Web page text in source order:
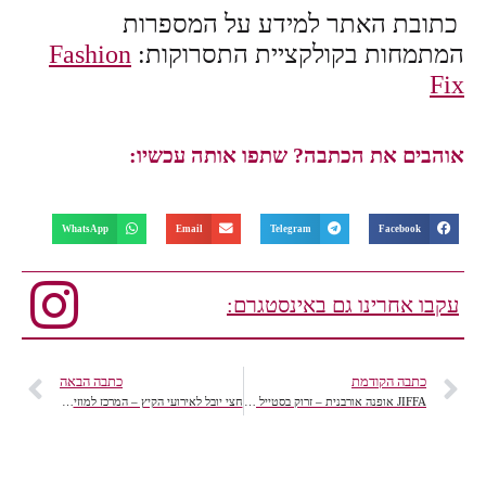
כתובת האתר למידע על המספרות
המתמחות בקולקציית התסרוקות: Fashion
Fix
אוהבים את הכתבה? שתפו אותה עכשיו:
Facebook
Telegram
Email
WhatsApp
עקבו אחרינו גם באינסטגרם:
כתבה הקודמת כתבה הבאה